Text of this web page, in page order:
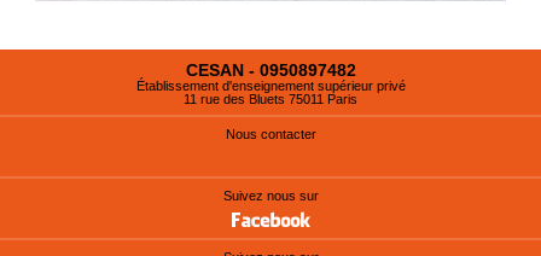
CESAN - 0950897482
Établissement d'enseignement supérieur privé
11 rue des Bluets 75011 Paris
Nous contacter
Suivez nous sur